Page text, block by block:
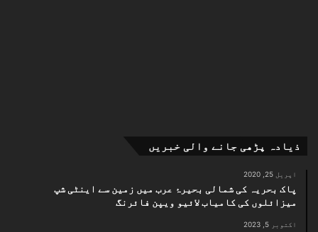
ذیادہ پڑھی جانے والی خبریں
اپریل 25, 2020
پاک بحریہ کی شمالی بحیرۂ عرب میں زمین سے اینٹی شپ
میزائلوں کی کامیاب لائیو ویپن فائرنگ
اکتوبر 5, 2023